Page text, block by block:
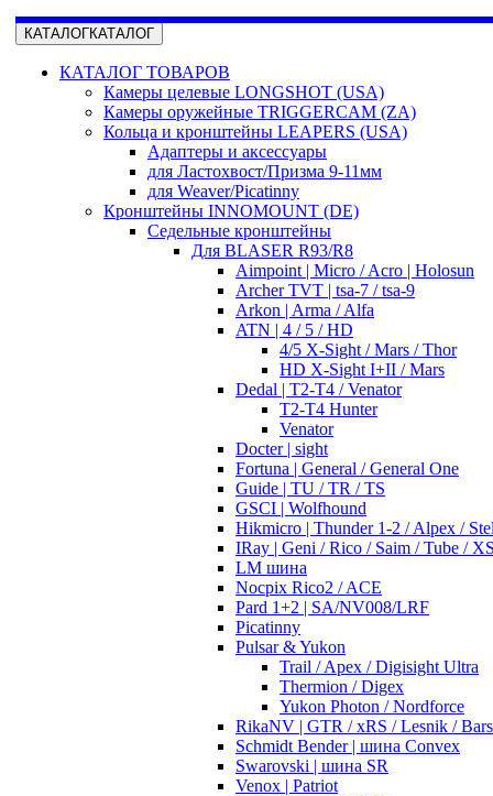
КАТАЛОГКАТАЛОГ
КАТАЛОГ ТОВАРОВ
Камеры целевые LONGSHOT (USA)
Камеры оружейные TRIGGERCAM (ZA)
Кольца и кронштейны LEAPERS (USA)
Адаптеры и аксессуары
для Ластохвост/Призма 9-11мм
для Weaver/Picatinny
Кронштейны INNOMOUNT (DE)
Седельные кронштейны
Для BLASER R93/R8
Aimpoint | Micro / Acro | Holosun
Archer TVT | tsa-7 / tsa-9
Arkon | Arma / Alfa
ATN | 4 / 5 / HD
4/5 X-Sight / Mars / Thor
HD X-Sight I+II / Mars
Dedal | T2-T4 / Venator
T2-T4 Hunter
Venator
Docter | sight
Fortuna | General / General One
Guide | TU / TR / TS
GSCI | Wolfhound
Hikmicro | Thunder 1-2 / Alpex /
IRay | Geni / Rico / Saim / Tube /
LM шина
Nocpix Rico2 / ACE
Pard 1+2 | SA/NV008/LRF
Picatinny
Pulsar & Yukon
Trail / Apex / Digisight Ultra
Thermion / Digex
Yukon Photon / Nordforce
RikaNV | GTR / xRS / Lesnik /
Schmidt Bender | шина Convex
Swarovski | шина SR
Venox | Patriot